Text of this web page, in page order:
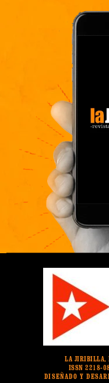
LA JIRIBILLA,
ISSN 2218-
DISEÑADO Y